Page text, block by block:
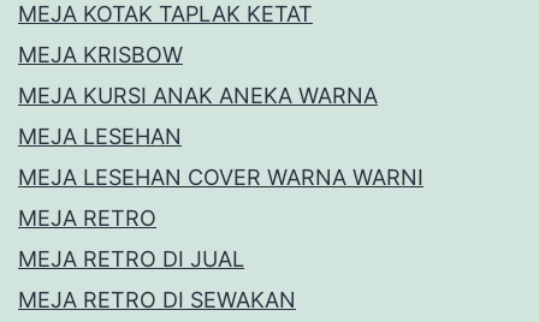
MEJA KOTAK TAPLAK KETAT
MEJA KRISBOW
MEJA KURSI ANAK ANEKA WARNA
MEJA LESEHAN
MEJA LESEHAN COVER WARNA WARNI
MEJA RETRO
MEJA RETRO DI JUAL
MEJA RETRO DI SEWAKAN